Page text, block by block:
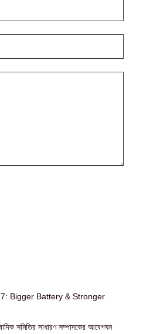
Bigger Battery & Stronger
সমিতির সাধারণ সম্পাদকের আবেগঘন